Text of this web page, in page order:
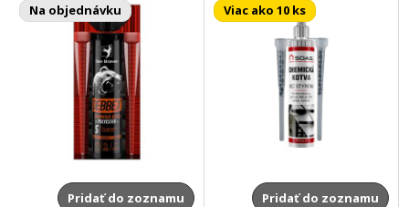
Na objednávku
Pridať do zoznamu
Viac ako 10 ks
Pridať do zoznamu